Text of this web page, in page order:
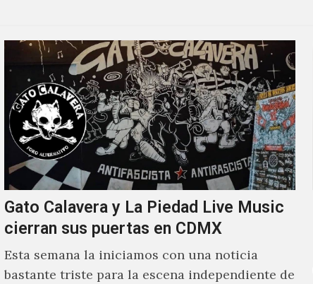
Gato Calavera y La Piedad Live Music
cierran sus puertas en CDMX
Esta semana la iniciamos con una noticia
bastante triste para la escena independiente de